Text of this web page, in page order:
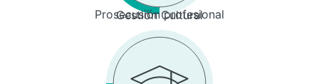
Prosecusión profesional
Gestión Cultural